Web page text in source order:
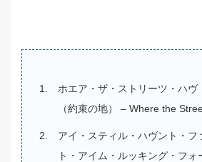
ホエア・ザ・ストリーツ・ハヴ
（約束の地） – Where the
アイ・スティル・ハヴント・フ
ト・アイム・ルッキング・フ